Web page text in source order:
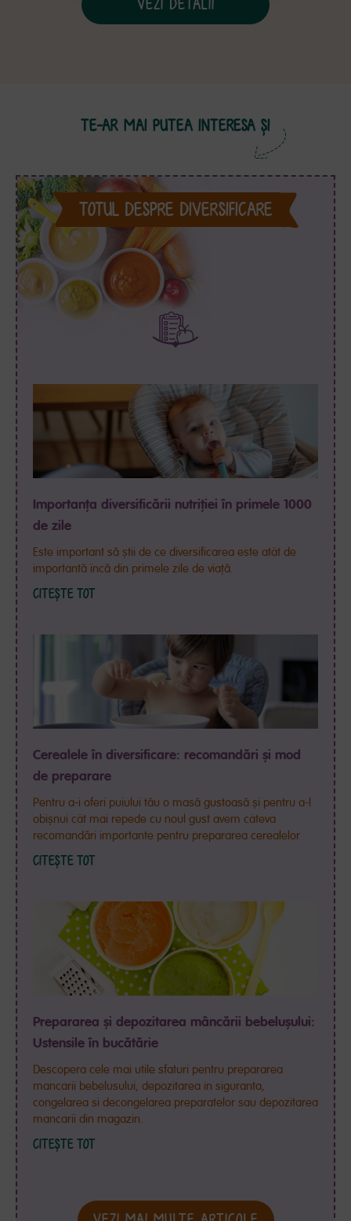
VEZI DETALII
TE-AR MAI PUTEA INTERESA ȘI
TOTUL DESPRE DIVERSIFICARE
Importanța diversificării nutriției în primele 1000
de zile
Este important să știi de ce diversificarea este atât de
importantă încă din primele zile de viață.
CITEȘTE TOT
Cerealele în diversificare: recomandări și mod
de preparare
Pentru a-i oferi puiului tău o masă gustoasă și pentru a-l
obișnui cât mai repede cu noul gust avem câteva
recomandări importante pentru prepararea cerealelor
CITEȘTE TOT
Prepararea și depozitarea mâncării bebelușului:
Ustensile în bucătărie
Descopera cele mai utile sfaturi pentru prepararea
mancarii bebelusului, depozitarea in siguranta,
congelarea si decongelarea preparatelor sau depozitarea
mancarii din magazin.
CITEȘTE TOT